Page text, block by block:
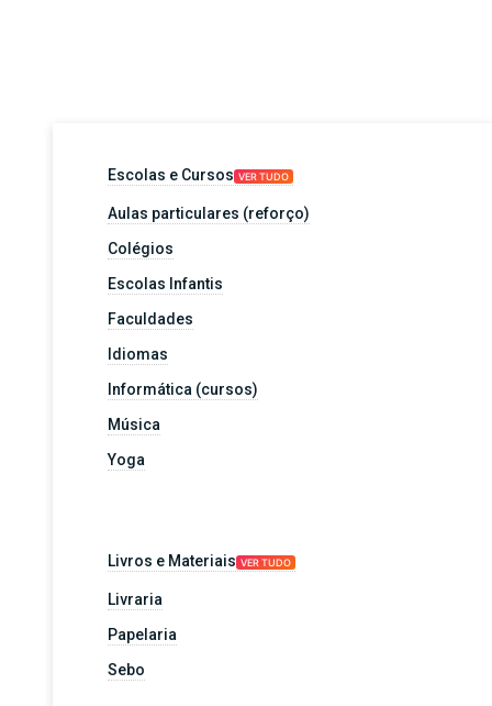
Escolas e Cursos VER TUDO
Aulas particulares (reforço)
Colégios
Escolas Infantis
Faculdades
Idiomas
Informática (cursos)
Música
Yoga
Livros e Materiais VER TUDO
Livraria
Papelaria
Sebo